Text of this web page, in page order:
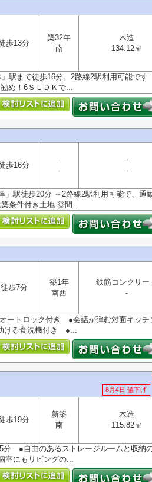
歩13分
築32年
南
木造
134.12㎡
駅まで徒歩16分。2路線2駅利用可能で
め！6ＳＬＤＫで...
歩16分
-
-
-
-
徒歩20分 ～2路線2駅利用可能で、通
条件付き土地 ◎間...
徒歩7分
築1年
南西
鉄筋コンクリー
-
ートロック付き ●会話が弾む対面キッ
ける食洗機付き ●...
8月4日 値下げ
歩19分
新築
南
木造
115.82㎡
分 ●自由のあるストレージルームと収納
にもリビングの...